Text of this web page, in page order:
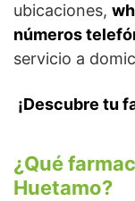
ubicaciones,
números
servicio a
¡Descubre tu
¿Qué
Huetamo?